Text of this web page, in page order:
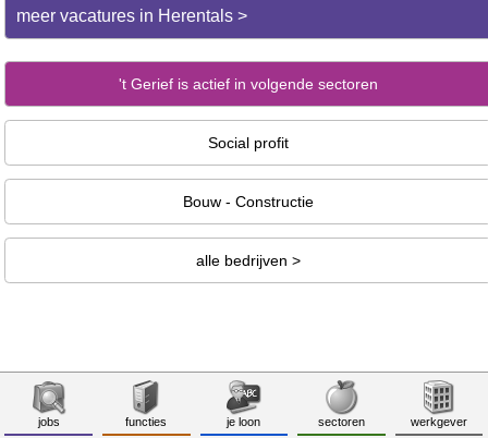
meer vacatures in Herentals >
't Gerief is actief in volgende sectoren
Social profit
Bouw - Constructie
alle bedrijven >
jobs functies je loon sectoren werkgever